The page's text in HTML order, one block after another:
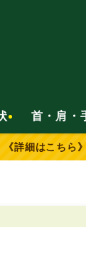
首・肩・
《詳細はこちら